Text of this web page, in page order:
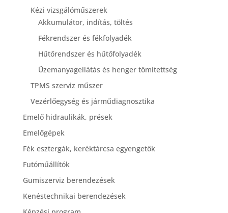
Kézi vizsgálóműszerek
Akkumulátor, indítás, töltés
Fékrendszer és fékfolyadék
Hűtőrendszer és hűtőfolyadék
Üzemanyagellátás és henger tömítettség
TPMS szerviz műszer
Vezérlőegység és járműdiagnosztika
Emelő hidraulikák, prések
Emelőgépek
Fék esztergák, keréktárcsa egyengetők
Futóműállítók
Gumiszerviz berendezések
Kenéstechnikai berendezések